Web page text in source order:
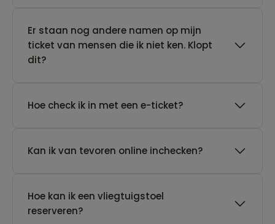
Er staan nog andere namen op mijn
ticket van mensen die ik niet ken. Klopt
dit?
Hoe check ik in met een e-ticket?
Kan ik van tevoren online inchecken?
Hoe kan ik een vliegtuigstoel
reserveren?